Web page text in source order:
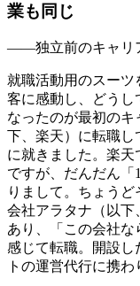
業も同じ
――独立前のキャリ
就職活動用のスーツ
客に感動し、どうし
なったのが最初のキ
下、楽天）に転職し
に就きました。楽天
ですが、だんだん「
りまして。ちょう
会社アラタナ（以下
あり、「この会社
感じて転職。開設し
トの運営代行に携わ